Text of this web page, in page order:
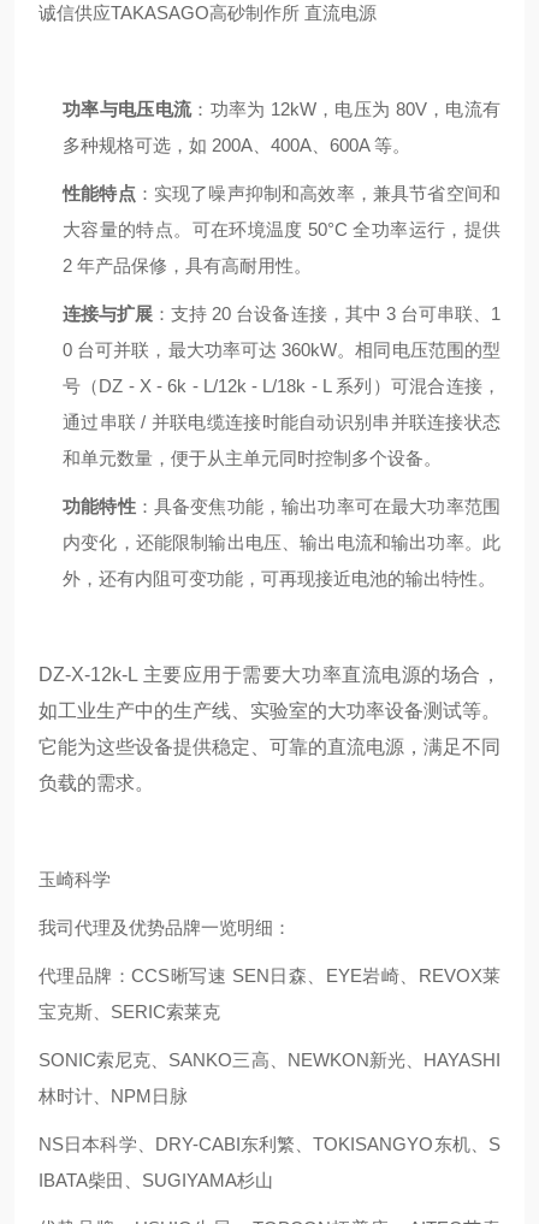
诚信供应TAKASAGO高砂制作所 直流电源
功率与电压电流：功率为 12kW，电压为 80V，电流有
多种规格可选，如 200A、400A、600A 等。
性能特点 ：实现了噪声抑制和高效率，兼具节省空间和
大容量的特点。可在环境温度 50°C 全功率运行，提供
2 年产品保修，具有高耐用性。
连接与扩展 ：支持 20 台设备连接，其中 3 台可串联、1
0 台可并联，最大功率可达 360kW。相同电压范围的型
号（DZ - X - 6k - L/12k - L/18k - L 系列）可混合连接，
通过串联 / 并联电缆连接时能自动识别串并联连接状态
和单元数量，便于从主单元同时控制多个设备。
功能特性：具备变焦功能，输出功率可在最大功率范围
内变化，还能限制输出电压、输出电流和输出功率。此
外，还有内阻可变功能，可再现接近电池的输出特性。
DZ-X-12k-L 主要应用于需要大功率直流电源的场合，
如工业生产中的生产线、实验室的大功率设备测试等。
它能为这些设备提供稳定、可靠的直流电源，满足不同
负载的需求。
玉崎科学
我司代理及优势品牌一览明细：
代理品牌：CCS晰写速 SEN日森、EYE岩崎、REVOX莱
宝克斯、SERIC索莱克
SONIC索尼克、SANKO三高、NEWKON新光、HAYASHI
林时计、NPM日脉
NS日本科学、DRY-CABI东利繁、TOKISANGYO东机、S
IBATA柴田、SUGIYAMA杉山